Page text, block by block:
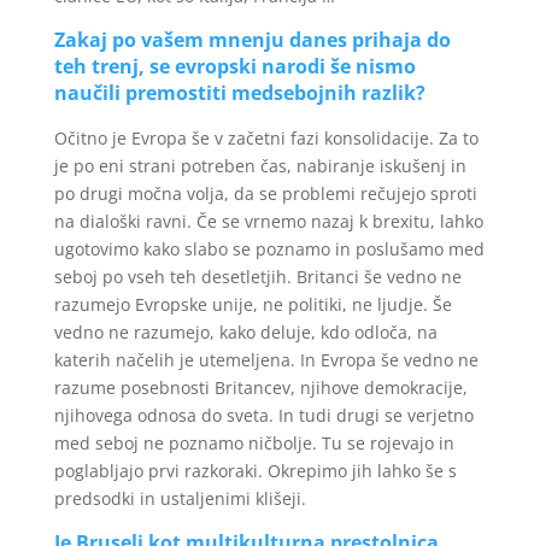
Zakaj po vašem mnenju danes prihaja do
teh trenj, se evropski narodi še nismo
naučili premostiti medsebojnih razlik?
Očitno je Evropa še v začetni fazi konsolidacije. Za to
je po eni strani potreben čas, nabiranje iskušenj in
po drugi močna volja, da se problemi rečujejo sproti
na dialoški ravni. Če se vrnemo nazaj k brexitu, lahko
ugotovimo kako slabo se poznamo in poslušamo med
seboj po vseh teh desetletjih. Britanci še vedno ne
razumejo Evropske unije, ne politiki, ne ljudje. Še
vedno ne razumejo, kako deluje, kdo odloča, na
katerih načelih je utemeljena. In Evropa še vedno ne
razume posebnosti Britancev, njihove demokracije,
njihovega odnosa do sveta. In tudi drugi se verjetno
med seboj ne poznamo ničbolje. Tu se rojevajo in
poglabljajo prvi razkoraki. Okrepimo jih lahko še s
predsodki in ustaljenimi klišeji.